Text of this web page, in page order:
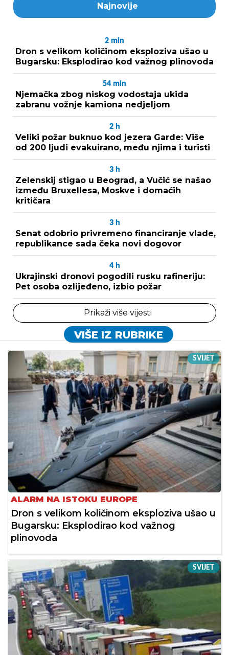
Najnovije
2 min
Dron s velikom količinom eksploziva ušao u
Bugarsku: Eksplodirao kod važnog plinovoda
54 min
Njemačka zbog niskog vodostaja ukida
zabranu vožnje kamiona nedjeljom
2 h
Veliki požar buknuo kod jezera Garde: Više
od 200 ljudi evakuirano, među njima i turisti
3 h
Zelenskij stigao u Beograd, a Vučić se našao
između Bruxellesa, Moskve i domaćih
kritičara
3 h
Senat odobrio privremeno financiranje vlade,
republikance sada čeka novi dogovor
4 h
Ukrajinski dronovi pogodili rusku rafineriju:
Pet osoba ozlijeđeno, izbio požar
Prikaži više vijesti
VIŠE IZ RUBRIKE
SVIJET
ALARM NA ISTOKU EUROPE
Dron s velikom količinom eksploziva ušao u
Bugarsku: Eksplodirao kod važnog
plinovoda
SVIJET